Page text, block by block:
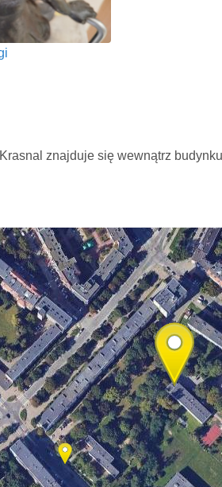
znajduje się wewnątrz budynku